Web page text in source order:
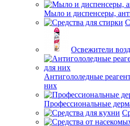
Мыло и диспенсеры,
Освежители
Антигололедные
них
Профессиональные